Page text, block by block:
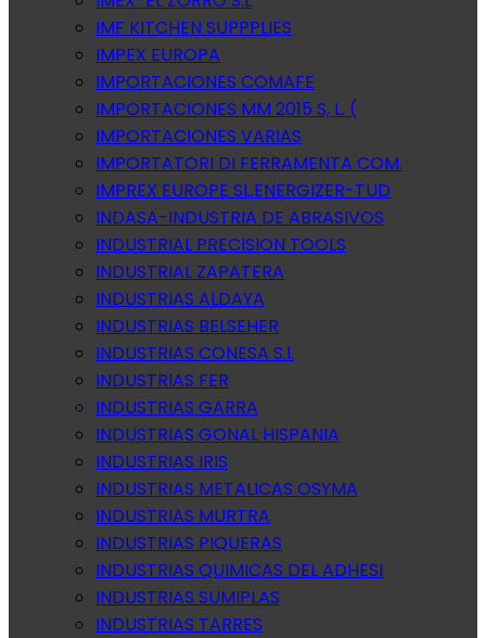
IMF KITCHEN SUPPPLIES
IMPEX EUROPA
IMPORTACIONES COMAFE
IMPORTACIONES MM 2015 S, L. (
IMPORTACIONES VARIAS
IMPORTATORI DI FERRAMENTA COM.
IMPREX EUROPE SL.ENERGIZER-TUD
INDASA-INDUSTRIA DE ABRASIVOS
INDUSTRIAL PRECISION TOOLS
INDUSTRIAL ZAPATERA
INDUSTRIAS ALDAYA
INDUSTRIAS BELSEHER
INDUSTRIAS CONESA S.l.
INDUSTRIAS FER
INDUSTRIAS GARRA
INDUSTRIAS GONAL HISPANIA
INDUSTRIAS IRIS
INDUSTRIAS METALICAS OSYMA
INDUSTRIAS MURTRA
INDUSTRIAS PIQUERAS
INDUSTRIAS QUIMICAS DEL ADHESI
INDUSTRIAS SUMIPLAS
INDUSTRIAS TARRES